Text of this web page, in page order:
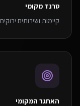
טרנד מקומי
קיימות ושירותים ירוקים
האתגר המקומי